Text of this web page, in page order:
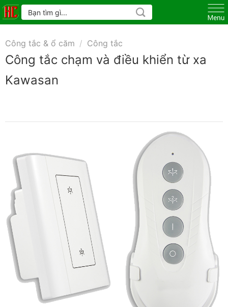
Skip
to
Tìm
kiếm:
Công tắc & ổ căm / Công tắc
Công tắc chạm và điều khiển từ xa
Kawasan